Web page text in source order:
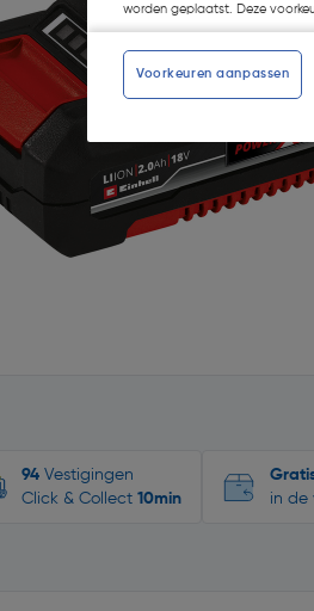
94 Vestigingen
Click & Collect 10min
in de
worden geplaatst. Deze
Voorkeuren aanpassen